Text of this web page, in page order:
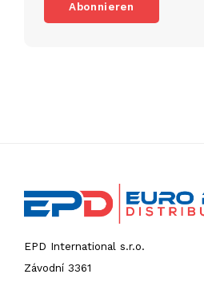
Abonnieren
EPD International s.r.o.
Závodní 3361